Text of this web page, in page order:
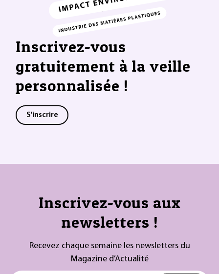
Inscrivez-vous
gratuitement à la veille
personnalisée !
S'inscrire
Inscrivez-vous aux
newsletters !
Recevez chaque semaine les newsletters du
Magazine d’Actualité